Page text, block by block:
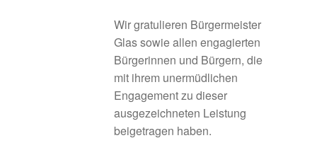
Interkommunale Gemeinderatssitzung
Kleinstunternehmen der Grundversorgung
Konzeption von Maßnahmen
Wir gratulieren Bürgermeister
Glas sowie allen engagierten
Bürgerinnen und Bürgern, die
mit ihrem unermüdlichen
Engagement zu dieser
ausgezeichneten Leistung
beigetragen haben.